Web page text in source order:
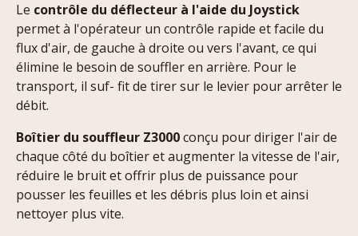
Le contrôle du déflecteur à l'aide du Joystick
permet à l'opérateur un contrôle rapide et facile du
flux d'air, de gauche à droite ou vers l'avant, ce qui
élimine le besoin de souffler en arrière. Pour le
transport, il suf- fit de tirer sur le levier pour arrêter le
débit.
Boîtier du souffleur Z3000conçu pour diriger l'air de
chaque côté du boîtier et augmenter la vitesse de l'air,
réduire le bruit et offrir plus de puissance pour
pousser les feuilles et les débris plus loin et ainsi
nettoyer plus vite.